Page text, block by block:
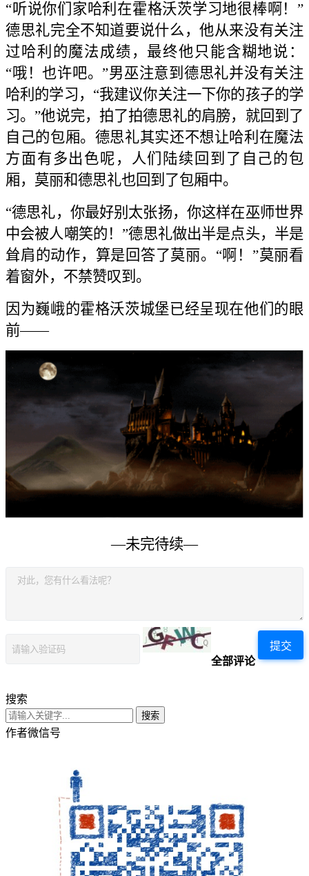
“听说你们家哈利在霍格沃茨学习地很棒啊！”
德思礼完全不知道要说什么，他从来没有关注
过哈利的魔法成绩，最终他只能含糊地说：
“哦！也许吧。”男巫注意到德思礼并没有关注
哈利的学习，“我建议你关注一下你的孩子的学
习。”他说完，拍了拍德思礼的肩膀，就回到了
自己的包厢。德思礼其实还不想让哈利在魔法
方面有多出色呢，人们陆续回到了自己的包
厢，莫丽和德思礼也回到了包厢中。
“德思礼，你最好别太张扬，你这样在巫师世界
中会被人嘲笑的！”德思礼做出半是点头，半是
耸肩的动作，算是回答了莫丽。“啊！”莫丽看
着窗外，不禁赞叹到。
因为巍峨的霍格沃茨城堡已经呈现在他们的眼
前——
—未完待续—
提交
全部评论
搜索
搜索
作者微信号